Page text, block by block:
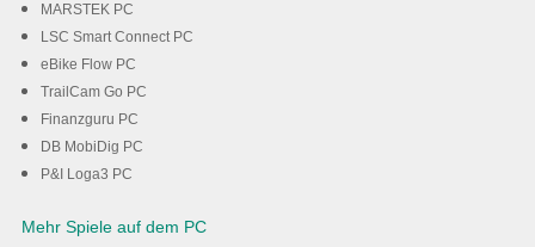
MARSTEK PC
LSC Smart Connect PC
eBike Flow PC
TrailCam Go PC
Finanzguru PC
DB MobiDig PC
P&I Loga3 PC
Mehr Spiele auf dem PC